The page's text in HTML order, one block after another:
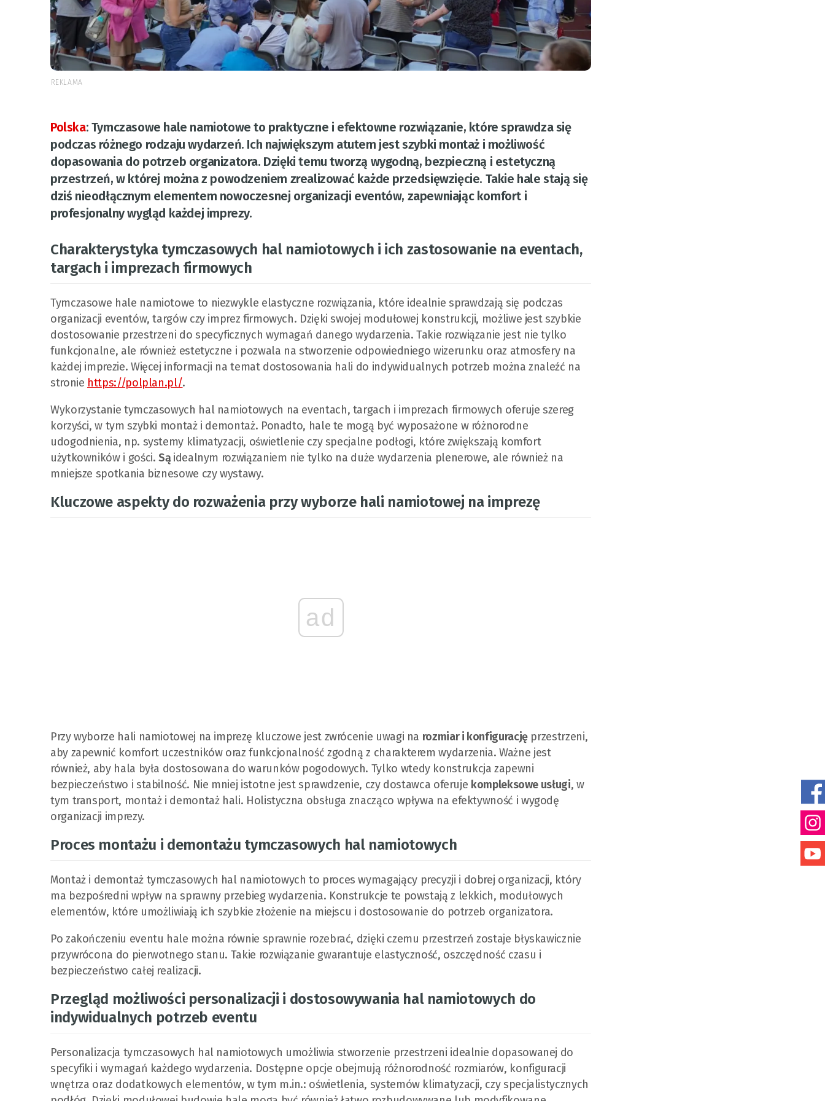
REKLAMA
Polska: Tymczasowe hale namiotowe to praktyczne i efektowne rozwiązanie, które sprawdza się
podczas różnego rodzaju wydarzeń. Ich największym atutem jest szybki montaż i możliwość
dopasowania do potrzeb organizatora. Dzięki temu tworzą wygodną, bezpieczną i estetyczną
przestrzeń, w której można z powodzeniem zrealizować każde przedsięwzięcie. Takie hale stają się
dziś nieodłącznym elementem nowoczesnej organizacji eventów, zapewniając komfort i
profesjonalny wygląd każdej imprezy.
Charakterystyka tymczasowych hal namiotowych i ich zastosowanie na eventach,
targach i imprezach firmowych
Tymczasowe hale namiotowe to niezwykle elastyczne rozwiązania, które idealnie sprawdzają się podczas
organizacji eventów, targów czy imprez firmowych. Dzięki swojej modułowej konstrukcji, możliwe jest szybkie
dostosowanie przestrzeni do specyficznych wymagań danego wydarzenia. Takie rozwiązanie jest nie tylko
funkcjonalne, ale również estetyczne i pozwala na stworzenie odpowiedniego wizerunku oraz atmosfery na
każdej imprezie. Więcej informacji na temat dostosowania hali do indywidualnych potrzeb można znaleźć na
stronie https://polplan.pl/.
Wykorzystanie tymczasowych hal namiotowych na eventach, targach i imprezach firmowych oferuje szereg
korzyści, w tym szybki montaż i demontaż. Ponadto, hale te mogą być wyposażone w różnorodne
udogodnienia, np. systemy klimatyzacji, oświetlenie czy specjalne podłogi, które zwiększają komfort
użytkowników i gości.Są idealnym rozwiązaniem nie tylko na duże wydarzenia plenerowe, ale również na
mniejsze spotkania biznesowe czy wystawy.
Kluczowe aspekty do rozważenia przy wyborze hali namiotowej na imprezę
ad
Przy wyborze hali namiotowej na imprezę kluczowe jest zwrócenie uwagi na rozmiar i konfiguracjęprzestrzeni,
aby zapewnić komfort uczestników oraz funkcjonalność zgodną z charakterem wydarzenia. Ważne jest
również, aby hala była dostosowana do warunków pogodowych. Tylko wtedy konstrukcja zapewni
bezpieczeństwo i stabilność. Nie mniej istotne jest sprawdzenie, czy dostawca oferuje kompleksowe usługi, w
tym transport, montaż i demontaż hali. Holistyczna obsługa znacząco wpływa na efektywność i wygodę
organizacji imprezy.
Proces montażu i demontażu tymczasowych hal namiotowych
Montaż i demontaż tymczasowych hal namiotowych to proces wymagający precyzji i dobrej organizacji, który
ma bezpośredni wpływ na sprawny przebieg wydarzenia. Konstrukcje te powstają z lekkich, modułowych
elementów, które umożliwiają ich szybkie złożenie na miejscu i dostosowanie do potrzeb organizatora.
Po zakończeniu eventu hale można równie sprawnie rozebrać, dzięki czemu przestrzeń zostaje błyskawicznie
przywrócona do pierwotnego stanu. Takie rozwiązanie gwarantuje elastyczność, oszczędność czasu i
bezpieczeństwo całej realizacji.
Przegląd możliwości personalizacji i dostosowywania hal namiotowych do
indywidualnych potrzeb eventu
Personalizacja tymczasowych hal namiotowych umożliwia stworzenie przestrzeni idealnie dopasowanej do
specyfiki i wymagań każdego wydarzenia. Dostępne opcje obejmują różnorodność rozmiarów, konfiguracji
wnętrza oraz dodatkowych elementów, w tym m.in.: oświetlenia, systemów klimatyzacji, czy specjalistycznych